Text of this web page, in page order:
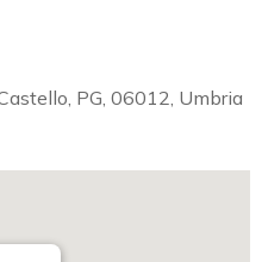
PG, 06012, Umbria